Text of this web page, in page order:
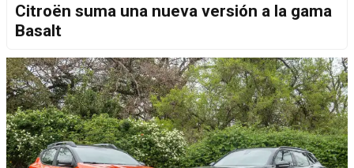
Citroën suma una nueva versión a la gama
Basalt